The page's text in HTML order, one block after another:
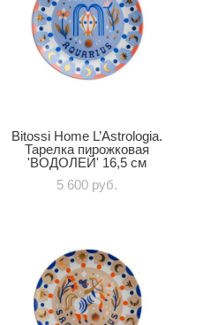
Bitossi Home L’Astrologia.
Тарелка пирожковая
'ВОДОЛЕЙ' 16,5 см
5 600 pуб.